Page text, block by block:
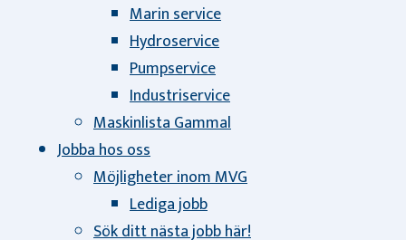
Marin service
Hydroservice
Pumpservice
Industriservice
Maskinlista Gammal
Jobba hos oss
Möjligheter inom MVG
Lediga jobb
Sök ditt nästa jobb här!